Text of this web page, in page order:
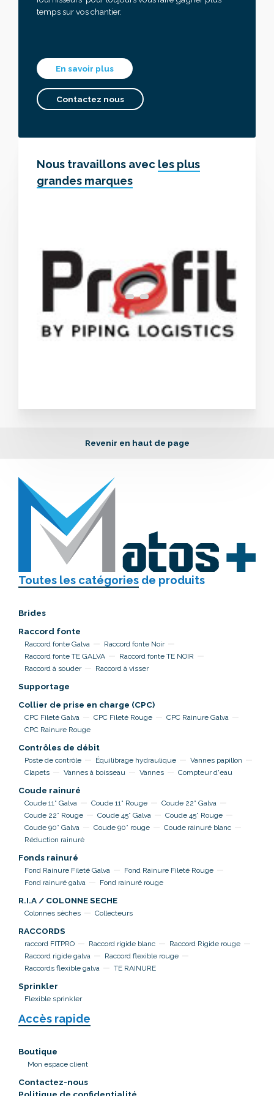
temps sur vos chantier.
En savoir plus
Contactez nous
Nous travaillons avec les plus
grandes marques
Revenir en haut de page
Toutes les catégories de produits
Brides
Raccord fonte
Raccord fonte Galva
Raccord fonte Noir
Raccord fonte TE GALVA
Raccord fonte TE NOIR
Raccord à souder
Raccord à visser
Supportage
Collier de prise en charge (CPC)
CPC Fileté Galva CPC Fileté Rouge
CPC Rainure Galva
CPC Rainure Rouge
Contrôles de débit
Poste de contrôle Équilibrage hydraulique
Vannes papillon
Clapets
Vannes à boisseau Vannes Compteur d'eau
Coude rainuré
Coude 11° Galva Coude 11° Rouge
Coude 22° Galva
Coude 22° Rouge
Coude 45° Galva
Coude 45° Rouge
Coude 90° Galva
Coude 90° rouge
Coude rainuré blanc
Réduction rainuré
Fonds rainuré
Fond Rainure Fileté Galva
Fond Rainure Fileté Rouge
Fond rainuré galva
Fond rainuré rouge
R.I.A / COLONNE SECHE
Colonnes sèches Collecteurs
RACCORDS
raccord FITPRO Raccord rigide blanc
Raccord Rigide rouge
Raccord rigide galva
Raccord flexible rouge
Raccords flexible galva
TE RAINURE
Sprinkler
Flexible sprinkler
Accès rapide
Boutique
Mon espace client
Contactez-nous